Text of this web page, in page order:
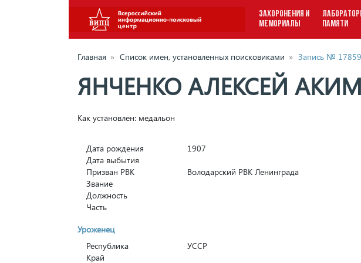
ЗАХОРОНЕНИЯ И
МЕМОРИАЛЫ
ПАМЯТИ
Главная » Список имен, установленных поисковиками » Запись № 17859
ЯНЧЕНКО АЛЕКСЕЙ
Как установлен: медальон
Дата рождения
1907
Дата выбытия
Призван РВК
Володарский РВК Ленинграда
Звание
Должность
Часть
Уроженец
Республика
УССР
Край